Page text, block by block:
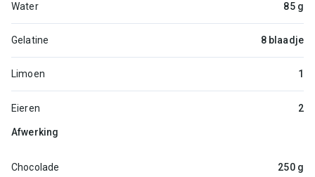
Water 85 g
Gelatine 8 blaadje
Limoen 1
Eieren 2
Afwerking
Chocolade 250 g